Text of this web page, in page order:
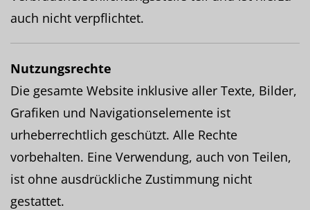
auch nicht verpflichtet.
Nutzungsrechte
Die gesamte Website inklusive aller Texte, Bilder,
Grafiken und Navigationselemente ist
urheberrechtlich geschützt. Alle Rechte
vorbehalten. Eine Verwendung, auch von Teilen,
ist ohne ausdrückliche Zustimmung nicht
gestattet.